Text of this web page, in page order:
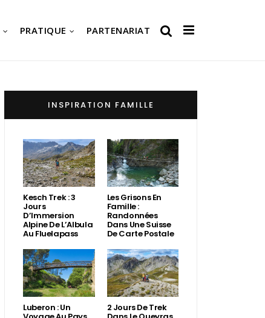
PRATIQUE PARTENARIAT
INSPIRATION FAMILLE
Kesch Trek : 3
Jours
D’Immersion
Alpine De L’Albula
Au Fluelapass
Les Grisons En
Famille :
Randonnées
Dans Une Suisse
De Carte Postale
Luberon : Un 2 Jours De Trek